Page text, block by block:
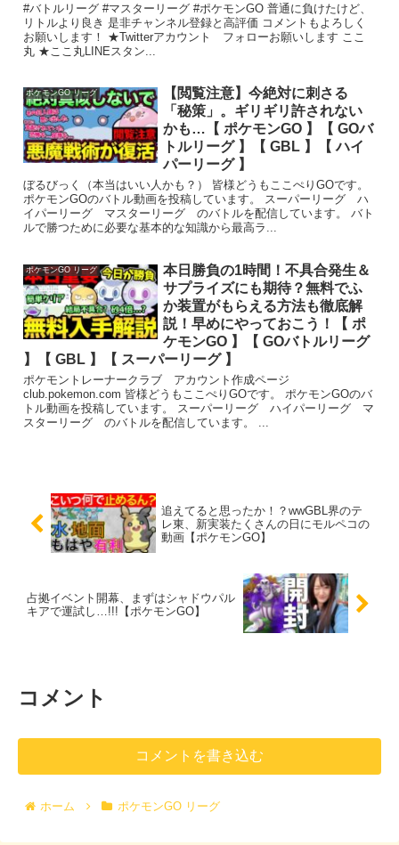
#バトルリーグ #マスターリーグ #ポケモンGO 普通に負けたけど、
リトルより良き 是非チャンネル登録と高評価 コメントもよろしく
お願いします！ ★Twitterアカウント フォローお願いします ここ
丸 ★ここ丸LINEスタン...
ポケモンGO リーグ
【閲覧注意】今絶対に刺さる
「秘策」。ギリギリ許されない
かも…【 ポケモンGO 】【 GOバ
トルリーグ 】【 GBL 】【 ハイ
パーリーグ 】
ぼるびっく（本当はいい人かも？） 皆様どうもここぺりGOです。
ポケモンGOのバトル動画を投稿しています。 スーパーリーグ ハ
イパーリーグ マスターリーグ のバトルを配信しています。 バト
ルで勝つために必要な基本的な知識から最高ラ...
ポケモンGO リーグ
本日勝負の1時間！不具合発生＆
サプライズにも期待？無料でふ
か装置がもらえる方法も徹底解
説！早めにやっておこう！【 ポ
ケモンGO 】【 GOバトルリーグ
】【 GBL 】【 スーパーリーグ 】
ポケモントレーナークラブ アカウント作成ページ
club.pokemon.com 皆様どうもここぺりGOです。 ポケモンGOのバ
トル動画を投稿しています。 スーパーリーグ ハイパーリーグ マ
スターリーグ のバトルを配信しています。 ...
追えてると思ったか！？wwGBL界のテ
レ東、新実装たくさんの日にモルペコの
動画【ポケモンGO】
占拠イベント開幕、まずはシャドウパル
キアで運試し…!!!【ポケモンGO】
コメント
コメントを書き込む
ホーム ポケモンGO リーグ